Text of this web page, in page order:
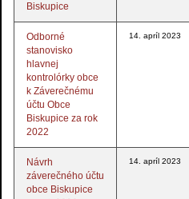
Biskupice
Odborné
stanovisko
hlavnej
kontrolórky obce
k Záverečnému
účtu Obce
Biskupice za rok
2022
14. apríl 2023
Návrh
záverečného účtu
obce Biskupice
14. apríl 2023